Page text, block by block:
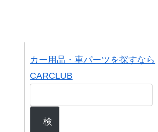
カー用品・車パーツを探すなら
CARCLUB
検